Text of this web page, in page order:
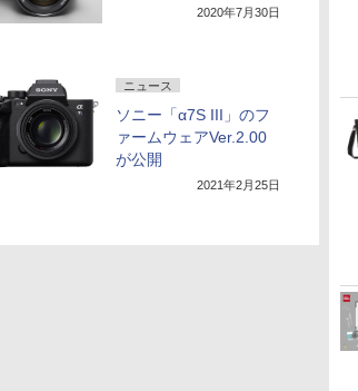
2020年7月30日
ニュース
ソニー「α7S III」のフ
ァームウェアVer.2.00
が公開
2021年2月25日